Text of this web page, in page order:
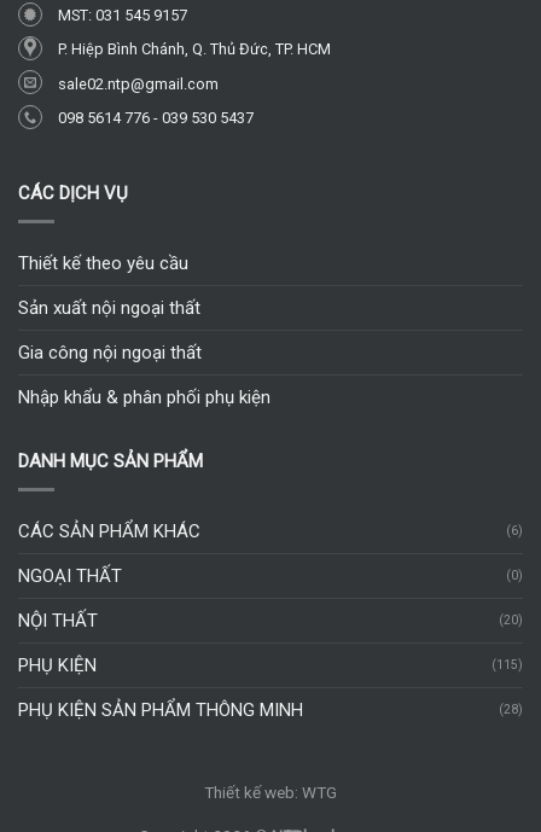
MST: 031 545 9157
P. Hiệp Bình Chánh, Q. Thủ Đức, TP. HCM
sale02.ntp@gmail.com
098 5614 776- 039 530 5437
CÁC DỊCH VỤ
Thiết kế theo yêu cầu
Sản xuất nội ngoại thất
Gia công nội ngoại thất
Nhập khẩu & phân phối phụ kiện
DANH MỤC SẢN PHẨM
CÁC SẢN PHẨM KHÁC (6)
NGOẠI THẤT (0)
NỘI THẤT (20)
PHỤ KIỆN (115)
PHỤ KIỆN SẢN PHẨM THÔNG MINH (28)
Thiết kế web: WTG